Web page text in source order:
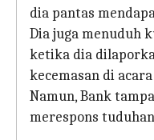
dia pantas
Dia juga menuduh
ketika dia
kecemasan di
Namun, Bank
merespons